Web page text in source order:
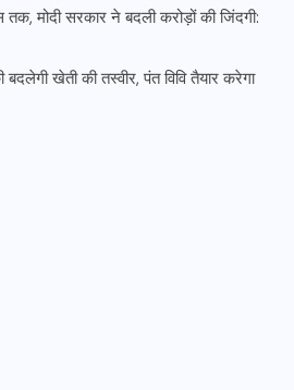
तक, मोदी सरकार ने बदली करोड़ों की जिंदगी:
खेती की तस्वीर, पंत विवि तैयार करेगा